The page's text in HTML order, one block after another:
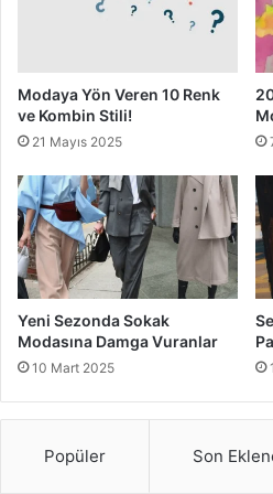
Modaya Yön Veren 10 Renk
ve Kombin Stili!
21 Mayıs 2025
Yeni Sezonda Sokak
Modasına Damga Vuranlar
10 Mart 2025
Popüler Son